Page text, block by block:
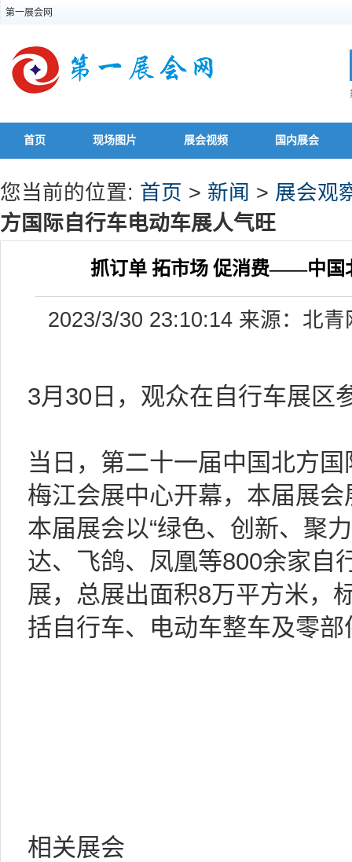
第一展会网
首页 现场图片 展会视频 国内展会
您当前的位置: 首页 > 新闻 > 展会观
方国际自行车电动车展人气旺
抓订单 拓市场 促消费——中国
2023/3/30 23:10:14 来源：北
3月30日，观众在自行车展区
当日，第二十一届中国北方
梅江会展中心开幕，本届展
本届展会以“绿色、创新、聚
达、飞鸽、凤凰等800余家自
展，总展出面积8万平方米，
括自行车、电动车整车及零
相关展会